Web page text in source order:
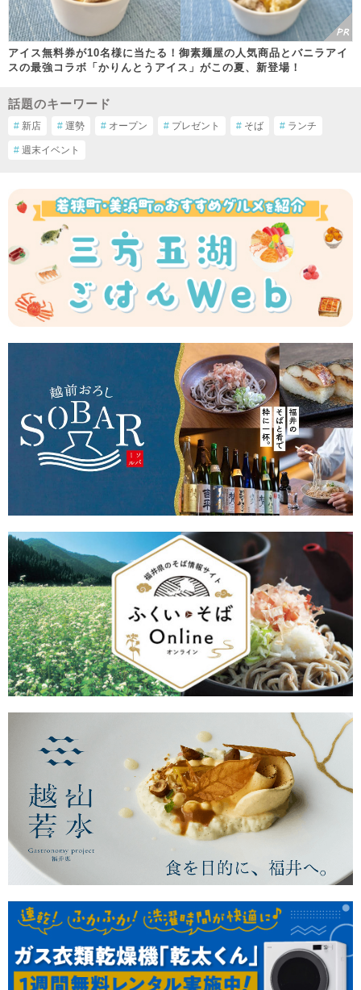
アイス無料券が10名様に当たる！御素麺屋の人気商品とバニラアイ
スの最強コラボ「かりんとうアイス」がこの夏、新登場！
話題のキーワード
# 新店 # 運勢 # オープン # プレゼント # そば # ランチ
# 週末イベント